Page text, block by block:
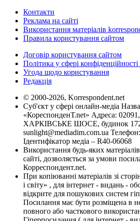
Контакти
Реклама на сайті
Використання матеріалів
Правила користування сайтом
Договір користування сайтом
Політика у сфері
Угода щодо користування
Редакція
© 2000-2026, Korrespondent.net
Суб'єкт у сфері онлайн-медіа
«КореспонденТ.net» Адреса:
ХАРКІВСЬКЕ ШОСЕ, будинок 172-
sunlight@mediadim.com.ua
Ідентифікатор медіа – R40-06068
Використання будь-яких
сайті, дозволяється за умови
Корреспондент.net.
При копіюванні матеріалів зі
і світу» , для інтернет - видань -
відкрите для пошукових систем
Посилання має бути розміщена в
повного або часткового